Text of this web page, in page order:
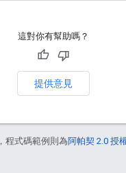
這對你有幫助嗎？
提供意見
，程式碼範例則為阿帕契 2.0 授